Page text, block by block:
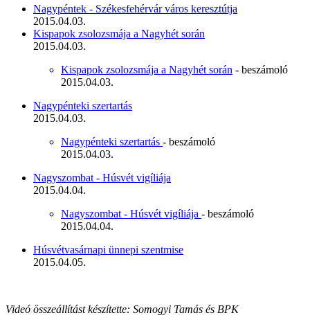
Nagypéntek - Székesfehérvár város keresztútja
2015.04.03.
Kispapok zsolozsmája a Nagyhét során
2015.04.03.
Kispapok zsolozsmája a Nagyhét során - beszámoló
2015.04.03.
Nagypénteki szertartás
2015.04.03.
Nagypénteki szertartás - beszámoló
2015.04.03.
Nagyszombat - Húsvét vigíliája
2015.04.04.
Nagyszombat - Húsvét vigíliája - beszámoló
2015.04.04.
Húsvétvasárnapi ünnepi szentmise
2015.04.05.
Videó összeállítást készítette: Somogyi Tamás és BPK